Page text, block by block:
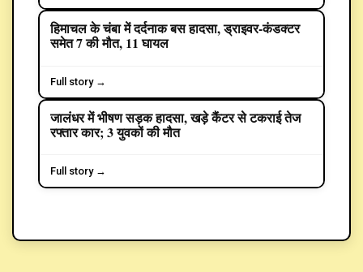
हिमाचल के चंबा में दर्दनाक बस हादसा, ड्राइवर-कंडक्टर
समेत 7 की मौत, 11 घायल
Full story →
CRIME
जालंधर में भीषण सड़क हादसा, खड़े कैंटर से टकराई तेज
रफ्तार कार; 3 युवकों की मौत
Full story →